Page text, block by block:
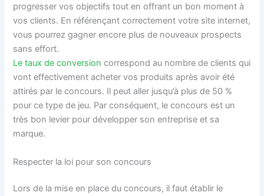
progresser vos objectifs tout en offrant un bon moment à
vos clients. En référençant correctement votre site internet,
vous pourrez gagner encore plus de nouveaux prospects
sans effort.
Le taux de conversion correspond au nombre de clients qui
vont effectivement acheter vos produits après avoir été
attirés par le concours. Il peut aller jusqu’à plus de 50 %
pour ce type de jeu. Par conséquent, le concours est un
très bon levier pour développer son entreprise et sa
marque.
Respecter la loi pour son concours
Lors de la mise en place du concours, il faut établir le